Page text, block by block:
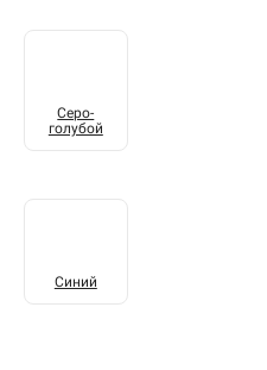
Серо-
голубой
Синий